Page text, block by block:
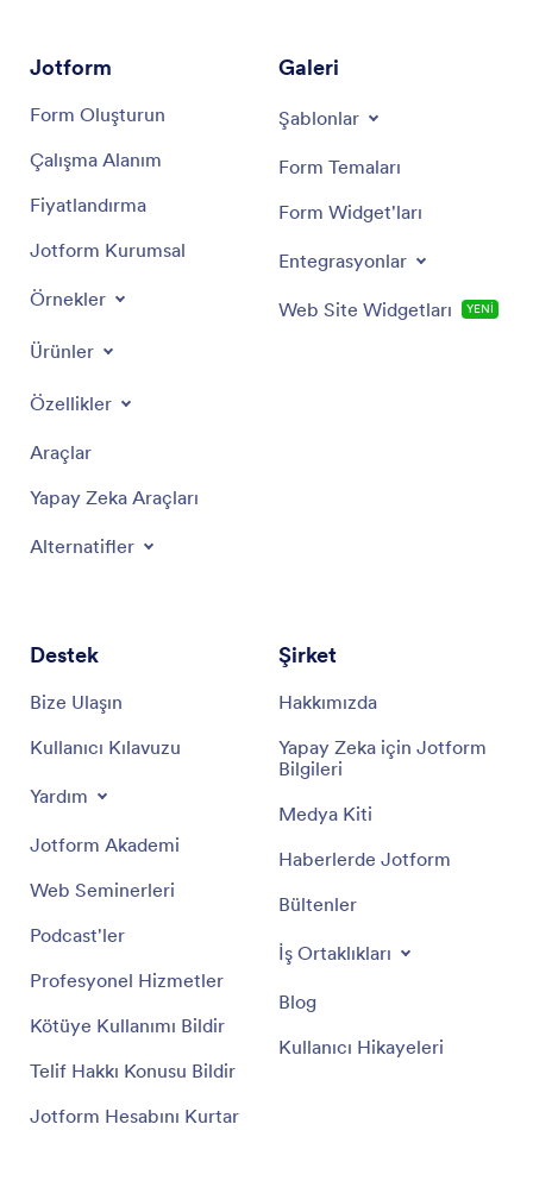
"geribildirim" (based on examples) 5. Maintain
Looking at similar examples: - "Müşterilerin...
erişmesi için kesintisiz ve kullanımı kolay bir
yol sunarlar" - "Müşteriler... fark etmeksizin" -
Natural flow with proper Turkish grammar
Müşteriler İçin
Jotform
Form Oluşturun
Çalışma Alanım
Fiyatlandırma
Jotform Kurumsal
Örnekler
Ürünler
Özellikler
Araçlar
Yapay Zeka Araçları
Alternatifler
Galeri
Şablonlar
Form Temaları
Form Widget'ları
Entegrasyonlar
Web Site Widgetları YENİ
Destek
Bize Ulaşın
Kullanıcı Kılavuzu
Yardım
Jotform Akademi
Web Seminerleri
Podcast'ler
Profesyonel Hizmetler
Kötüye Kullanımı Bildir
Telif Hakkı Konusu Bildir
Jotform Hesabını Kurtar
Şirket
Hakkımızda
Yapay Zeka için Jotform
Bilgileri
Medya Kiti
Haberlerde Jotform
Bültenler
İş Ortaklıkları
Blog
Kullanıcı Hikayeleri